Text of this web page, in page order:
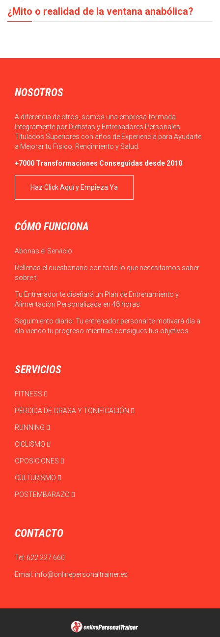
¿Mito o realidad de la ventana anabólica?
NOSOTROS
A diferencia de otros, somos una empresa formada
íntegramente por Dietistas y Entrenadores Personales
Titulados Superiores con años de Experiencia para Ayudarte
a Mejorar tu Físico, Rendimiento y Salud.
+7000 Transformaciones Conseguidas desde 2010
Haz Click Aquí y Empieza Ya
CÓMO FUNCIONA
Abonas el Servicio
Rellenas el cuestionario con todo lo que necesitamos saber
sobre ti
Tu Entrenador te diseñará un Plan de Entrenamiento y
Alimentación Personalizada en 48 horas
Seguimiento diario: Tu entrenador personal te motivará día a
día viendo tu progreso mientras consigues tus objetivos.
SERVICIOS
FITNESS
PÉRDIDA DE GRASA Y TONIFICACIÓN
RUNNING
CICLISMO
OPOSICIONES
CULTURISMO
POSTEMBARAZO
CONTACTO
Tel: 622 227 660
Email: info@onlinepersonaltrainer.es